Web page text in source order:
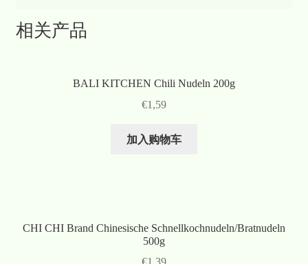
相关产品
BALI KITCHEN Chili Nudeln 200g
€1,59
加入购物车
CHI CHI Brand Chinesische Schnellkochnudeln/Bratnudeln
500g